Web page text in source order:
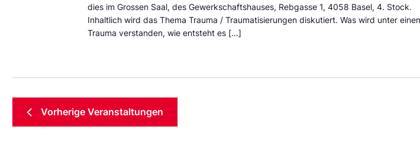
dies im Grossen Saal, des Gewerkschaftshauses, Rebgasse 1, 4058 Basel, 4. Stock.
Inhaltlich wird das Thema Trauma / Traumatisierungen diskutiert. Was wird unter
Trauma verstanden, wie entsteht es […]
Vorherige Veranstaltungen